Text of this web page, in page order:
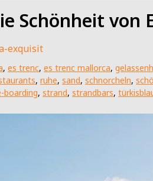
Schönheit von
exquisit
, es trenc, es trenc mallorca,
, ruhe, sand, schnorcheln,
boarding, strand, strandbars,